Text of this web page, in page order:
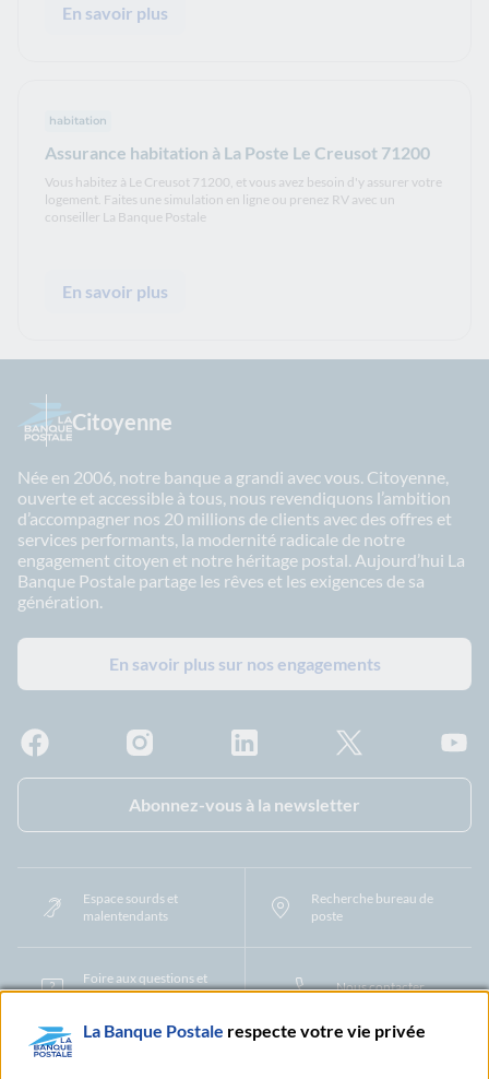
En savoir plus
Assurance habitation à La Poste Le Creusot 71200
habitation
Vous habitez à Le Creusot 71200, et vous avez besoin d'y assurer votre
logement. Faites une simulation en ligne ou prenez RV avec un
conseiller La Banque Postale
En savoir plus
Citoyenne
Née en 2006, notre banque a grandi avec vous. Citoyenne,
ouverte et accessible à tous, nous revendiquons l’ambition
d’accompagner nos 20 millions de clients avec des offres et
services performants, la modernité radicale de notre
engagement citoyen et notre héritage postal. Aujourd’hui La
Banque Postale partage les rêves et les exigences de sa
génération.
En savoir plus sur nos engagements
Abonnez-vous à la newsletter
Espace sourds et
malentendants
Recherche bureau de
poste
Foire aux questions et
centre d'aide
Nous contacter
La Banque Postale respecte votre vie privée